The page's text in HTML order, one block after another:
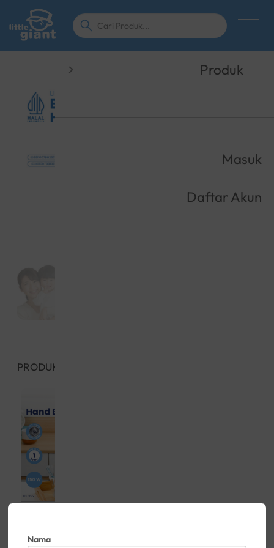
Nama
PRODUK PILIHAN
Tentang Kami
Produk
Masuk
Daftar Akun